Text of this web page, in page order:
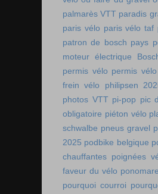
palmarès VTT paradis
paris vélo paris vélo taf
patron de bosch pays
moteur électrique
permis vélo permis
frein vélo
philipsen
photos VTT pi-pop pic
obligatoire piéton vélo
schwalbe pneus gravel
2025 podbike belgique
chauffantes poignées
faveur du vélo
pourquoi courroi